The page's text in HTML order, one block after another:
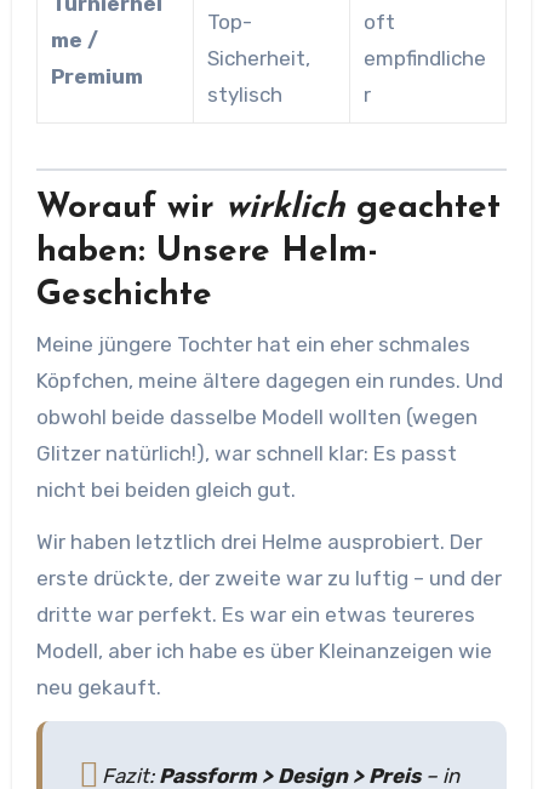
me /
Premium
Top-
Sicherheit,
stylisch
oft
empfindliche
r
Worauf wir wirklichgeachtet
haben: Unsere Helm-
Geschichte
Meine jüngere Tochter hat ein eher schmales
Köpfchen, meine ältere dagegen ein rundes. Und
obwohl beide dasselbe Modell wollten (wegen
Glitzer natürlich!), war schnell klar: Es passt
nicht bei beiden gleich gut.
Wir haben letztlich drei Helme ausprobiert. Der
erste drückte, der zweite war zu luftig – und der
dritte war perfekt. Es war ein etwas teureres
Modell, aber ich habe es über Kleinanzeigen wie
neu gekauft.
Fazit: Passform > Design > Preis– in